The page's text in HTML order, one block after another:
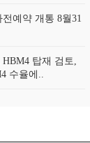
예약 개통 8월31
탑재 검토,
수율에..